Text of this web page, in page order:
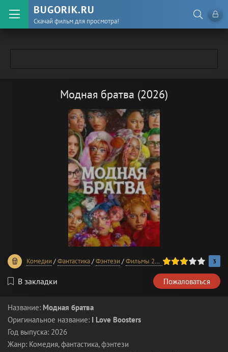
BUGORIK.RU
Скачай фильм для просмотра!
Модная братва (2026)
Комедии /Фантастика/Фэнтези /Фильмы 2026 года
60 1 2 3 4 5 3
В закладки Пожаловаться
Название: Модная братва
Оригинальное название: I Love Boosters
Год выпуска: 2026
Жанр: Комедия, фантастика, фэнтези